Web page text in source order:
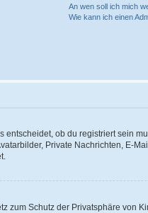
An wen soll ich mich
Wie kann ich einen
ob du registriert sein
Private Nachrichten, E-
zum Schutz der Privatsphäre von